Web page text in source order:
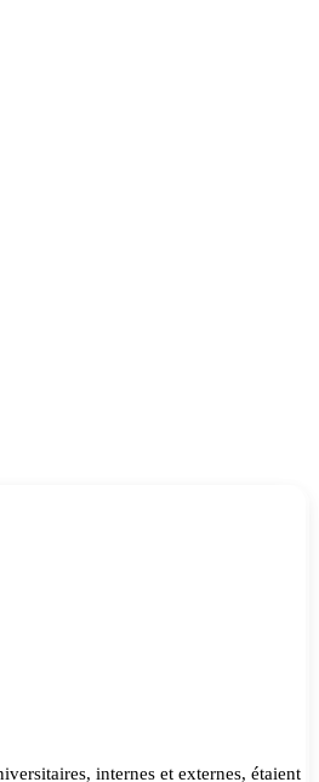
internes et externes, étaient